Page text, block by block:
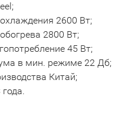
2600 Вт;
2800 Вт;
45 Вт;
в мин. режиме 22 Дб;
Китай;